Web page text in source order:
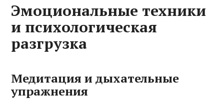
Эмоциональные техники
и психологическая
разгрузка
Медитация и дыхательные
упражнения